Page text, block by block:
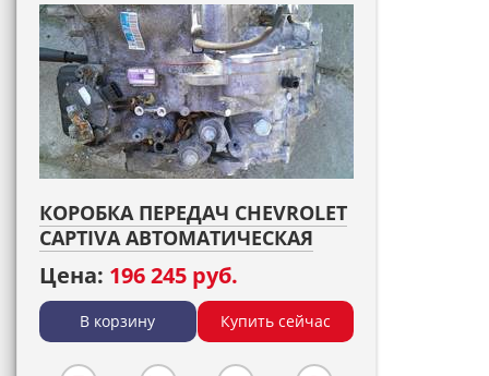
КОРОБКА ПЕРЕДАЧ CHEVROLET
CAPTIVA АВТОМАТИЧЕСКАЯ
Цена: 196 245 руб.
В корзину Купить сейчас